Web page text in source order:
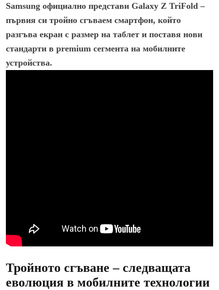
Samsung официално представи Galaxy Z TriFold –
първия си тройно сгъваем смартфон, който
разгъва екран с размер на таблет и поставя нови
стандарти в premium сегмента на мобилните
устройства.
Тройното сгъване – следващата
еволюция в мобилните технологии